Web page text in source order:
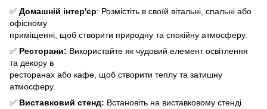
✅ Домашній інтер'єр: Розмістіть в своїй вітальні, спальні або
офісному
приміщенні, щоб створити природну та спокійну атмосферу.
✅ Ресторани: Використайте як чудовий елемент освітлення
та декору в
ресторанах або кафе, щоб створити теплу та затишну
атмосферу.
✅ Виставковий стенд: Встановіть на виставковому стенді